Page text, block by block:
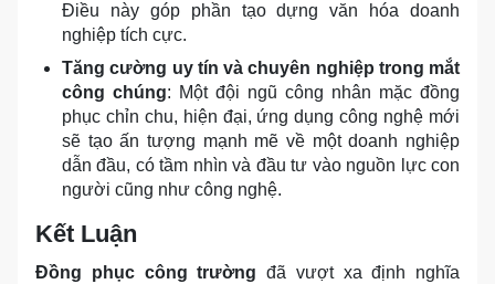
Điều này góp phần tạo dựng văn hóa doanh
nghiệp tích cực.
Tăng cường uy tín và chuyên nghiệp trong mắt
công chúng: Một đội ngũ công nhân mặc đồng
phục chỉn chu, hiện đại, ứng dụng công nghệ mới
sẽ tạo ấn tượng mạnh mẽ về một doanh nghiệp
dẫn đầu, có tầm nhìn và đầu tư vào nguồn lực con
người cũng như công nghệ.
Kết Luận
Đồng phục công trường đã vượt xa định nghĩa